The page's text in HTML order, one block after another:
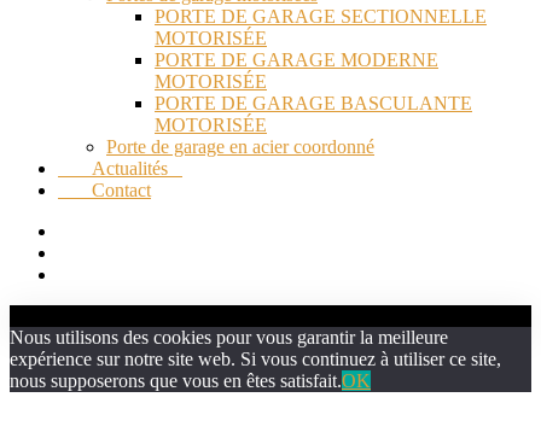
PORTE DE GARAGE SECTIONNELLE
MOTORISÉE
PORTE DE GARAGE MODERNE
MOTORISÉE
PORTE DE GARAGE BASCULANTE
MOTORISÉE
Porte de garage en acier coordonné
Actualités
Contact
Nous utilisons des cookies pour vous garantir la meilleure
expérience sur notre site web. Si vous continuez à utiliser ce site,
nous supposerons que vous en êtes satisfait.OK